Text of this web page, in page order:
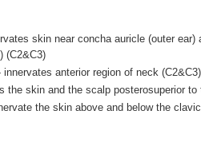
skin near concha auricle (outer ear)
) (C2&C3)
anterior region of neck (C2&C3)
the skin and the scalp posterosuperior to
the skin above and below the